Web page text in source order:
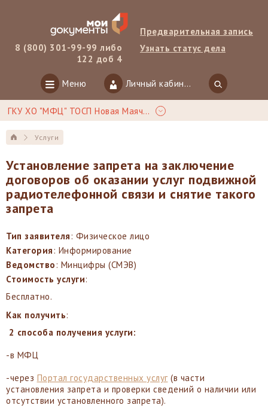
8 (800) 301-99-99 либо
122 доб 4
Предварительная запись
Узнать статус дела
Меню Личный кабинет
ГКУ ХО "МФЦ" ТОСП Новая Маячка
Услуги
Установление запрета на заключение
договоров об оказании услуг подвижной
радиотелефонной связи и снятие такого
запрета
Тип заявителя: Физическое лицо
Категория: Информирование
Ведомство: Минцифры (СМЭВ)
Стоимость услуги:
Бесплатно.
Как получить:
2 способа получения услуги:
-в МФЦ
-через Портал государственных услуг(в части
установления запрета и проверки сведений о наличии или
отсутствии установленного запрета).